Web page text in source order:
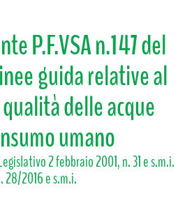
P.F.VSA n.147 del
guida relative al
delle acque
umano
2 febbraio 2001, n. 31 e s.m.i.
2016 e s.m.i.